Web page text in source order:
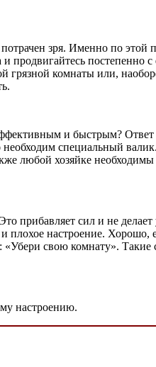
потрачен зря. Именно по
продвигайтесь постепенно
грязной комнаты или,
и быстрым? Ответ
специальный
любой хозяйке
прибавляет сил и не
настроение. Хорошо,
свою комнату».
настроению.